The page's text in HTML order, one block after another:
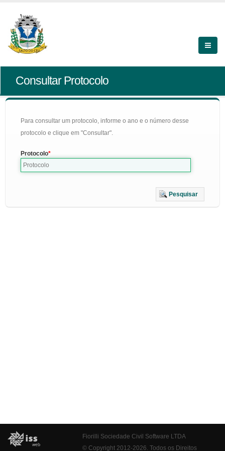
Consultar Protocolo
Para consultar um protocolo, informe o ano e o número desse
protocolo e clique em "Consultar".
Protocolo
Pesquisar
Fiorilli Sociedade Civil Software LTDA
© Copyright 2012-2026. Todos os Direitos